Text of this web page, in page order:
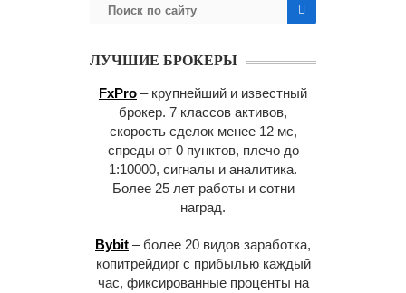
ЛУЧШИЕ БРОКЕРЫ
FxPro – крупнейший и известный
брокер. 7 классов активов,
скорость сделок менее 12 мс,
спреды от 0 пунктов, плечо до
1:10000, сигналы и аналитика.
Более 25 лет работы и сотни
наград.
Bybit – более 20 видов заработка,
копитрейдирг с прибылью каждый
час, фиксированные проценты на